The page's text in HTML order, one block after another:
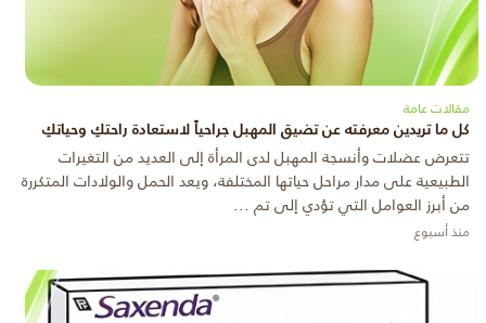
مقالات عامة
كل ما تريدين معرفته عن تضيق المهبل جراحياً لاستعادة راحتكِ وحياتكِ
تتعرض عضلات وأنسجة المهبل لدى المرأة إلى العديد من التغيرات
الطبيعية على مدار مراحل حياتها المختلفة، ويعد الحمل والولادات المتكررة
من أبرز العوامل التي تؤدي إلى تم ...
منذ أسبوع